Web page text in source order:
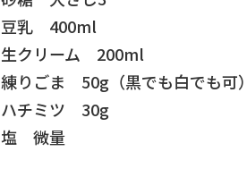
豆乳 400ml
生クリーム 200ml
練りごま 50g（黒でも白でも可）
ハチミツ 30g
塩 微量